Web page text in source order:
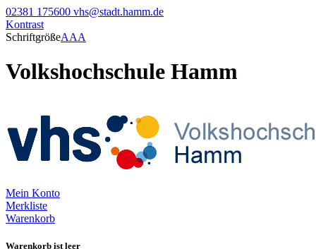
02381 175600 vhs@stadt.hamm.de
Kontrast
SchriftgrößeAAA
Volkshochschule Hamm
Mein Konto
Merkliste
Warenkorb
Warenkorb ist leer